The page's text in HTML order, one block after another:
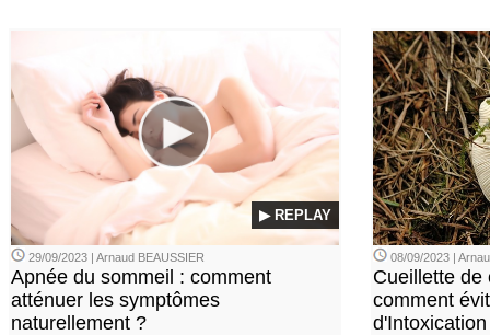
▶ REPLAY
29/09/2023 | Arnaud BEAUSSIER
Apnée du sommeil : comment
atténuer les symptômes
naturellement ?
08/09/2023 |
Cueillette de
comment
d'Intoxication